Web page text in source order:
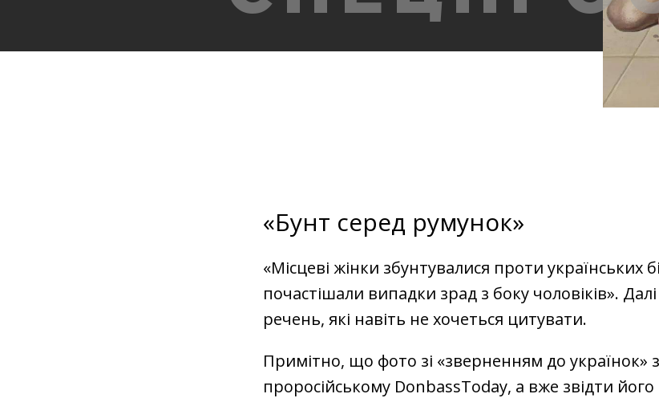
«Бунт серед румунок»
«Місцеві жінки збунтувалися проти українських
почастішали випадки зрад з боку чоловіків».
речень, які навіть не хочеться цитувати.
Примітно, що фото зі «зверненням до українок»
проросійському DonbassToday, а вже звідти його